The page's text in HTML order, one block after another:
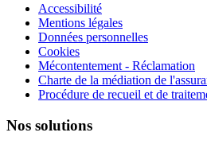
Accessibilité
Mentions légales
Données personnelles
Cookies
Mécontentement - Réclamation
Charte de la médiation de
Procédure de recueil et de
Nos solutions